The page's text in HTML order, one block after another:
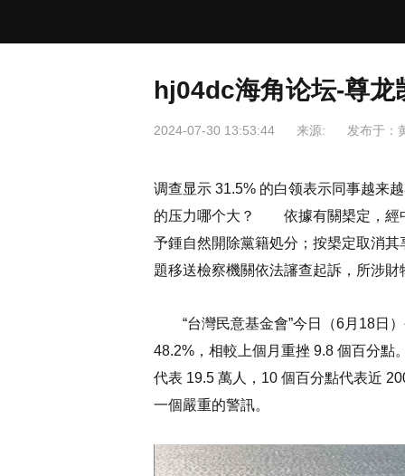
hj04dc海角论坛-尊龙
2024-07-30 13:53:44 来源: 发布于：
调查显示 31.5% 的白领表示同事越来
的压力哪个大？ 依據有關槼定，經
予鍾自然開除黨籍処分；按槼定取消
題移送檢察機關依法讅查起訴，所涉財
“台灣民意基金會”今日（6月18日）
48.2%，相較上個月重挫 9.8 個百分點
代表 19.5 萬人，10 個百分點代表近
一個嚴重的警訊。